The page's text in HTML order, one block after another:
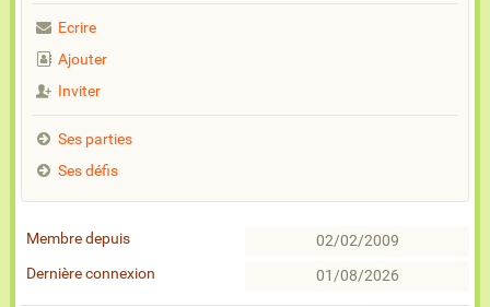
Ecrire
Ajouter
Inviter
Ses parties
Ses défis
Membre depuis
02/02/2009
Dernière connexion
01/08/2026